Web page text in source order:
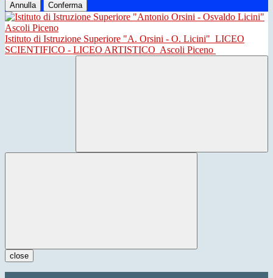
Annulla Conferma
Istituto di Istruzione Superiore "A. Orsini - O. Licini" LICEO
SCIENTIFICO - LICEO ARTISTICO Ascoli Piceno
close